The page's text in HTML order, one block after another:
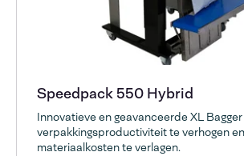
Speedpack 550 Hybrid
Innovatieve en geavanceerde XL
verpakkingsproductiviteit te verhogen
materiaalkosten te verlagen.